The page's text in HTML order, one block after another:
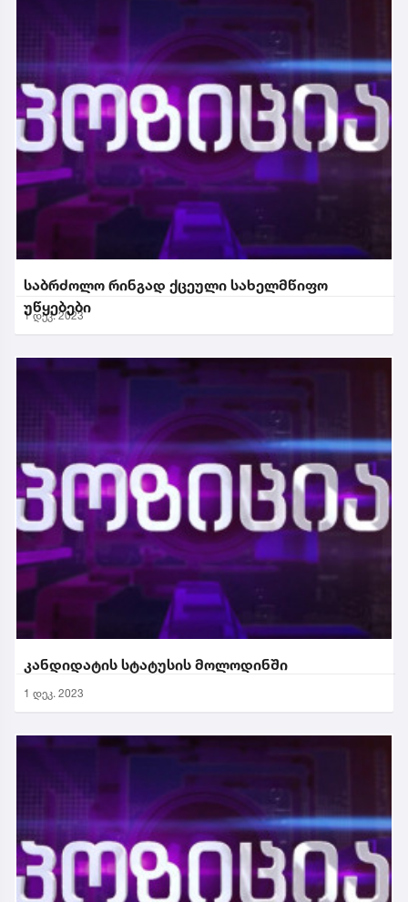
საბრძოლო რინგად ქცეული სახელმწიფო
უწყებები
1 დეკ. 2023
კანდიდატის სტატუსის მოლოდინში
1 დეკ. 2023